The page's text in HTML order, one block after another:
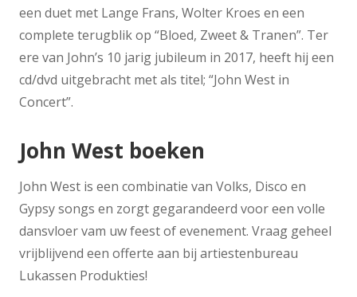
een duet met Lange Frans, Wolter Kroes en een
complete terugblik op “Bloed, Zweet & Tranen”. Ter
ere van John’s 10 jarig jubileum in 2017, heeft hij een
cd/dvd uitgebracht met als titel; “John West in
Concert”.
John West boeken
John West is een combinatie van Volks, Disco en
Gypsy songs en zorgt gegarandeerd voor een volle
dansvloer vam uw feest of evenement. Vraag geheel
vrijblijvend een offerte aan bij artiestenbureau
Lukassen Produkties!